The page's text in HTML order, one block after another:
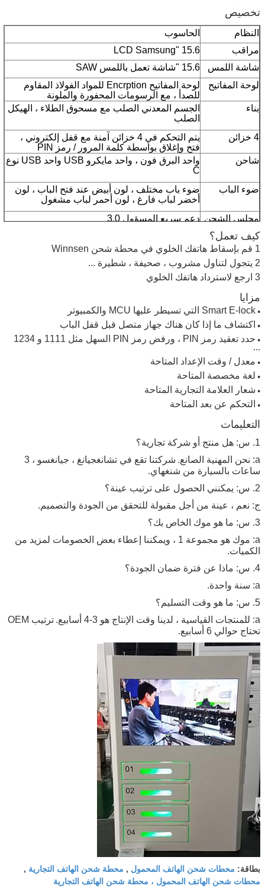
اترك رسالة
تخصيص
النظام
الحاسوب
مراقب
15.6 "LCD Samsung
شاشة اللمس
15.6 "شاشة تعمل باللمس SAW
لوحة المفاتيح
لوحة المفاتيح Encrption للمواد الفولاذ المقاوم
للصدأ ، مع الرسومات المحفورة والملونة
بناء
الجسم المعدني الصلب مع مسحوق الطلاء ، الهيكل
الصلب
4 خزائن
يتم التحكم في 4 خزائن آمنة مع قفل إلكتروني ،
فتح وإغلاق بواسطة كلمة المرور / رمز PIN
شاحن
واحد البرق فون ، واحد مايكرو USB واحد USB نوع
C
ضوء الباب
ضوء باب مختلف ، لون أبيض عند فتح الباب ، لون
أخضر لباب فارغ ، لون أحمر لباب مشغول
مجلس الشحن دعم سريع المسؤول 3.0
المرور الشخصية
كيف تعمل؟
1 قم بإسقاط هاتفك الخلوي في محطة شحن Winnsen
2 يتجول لتناول مشروب ، صحيفة ، شطيرة ...
3 ارجع لاسترداد هاتفك الخلوي
مزايا
● Smart E-lock التي تسيطر عليها MCU والكمبيوتر
● اكتشاف ما إذا كان هناك جهاز متصل قبل قفل الباب
●
حدد تعقيد رمز PIN ، ورفض رمز PIN السهل مثل 1111 و 1234
...
● معدل / وقت الإعداد المتاحة
● لغة مخصصة المتاحة
● شعار العلامة التجارية المتاحة
● التحكم عن بعد المتاحة
التعليمات
1. س: هل منتج أو شركة تجارية؟
a: نحن المهنية الصانع.
شركتنا تقع في تشانغجيانغ ، جيانغسو ، 3
ساعات بالسيارة من شنغهاي.
2. س: يمكنني الحصول على ترتيب عينة؟
ج: نعم ، عينة من أجل مقبولة للتحقق من الجودة والتصميم.
3. س: ما هو موك الخاص بك؟
a: موك هو مجموعة 1 ، ويمكننا إعطاء بعض الخصومات لمزيد من
الكميات.
4. س: ماذا عن فترة ضمان الجودة؟
a: سنة واحدة.
5. س: ما هو وقت التسليم؟
a: للمنتجات القياسية ، لدينا وقت الإنتاج هو 3-4 أسابيع.
ترتيب OEM
تحتاج حوالي 6 أسابيع.
بطاقة: محطات شحن الهاتف المحمول , محطة شحن الهاتف التجارية ,
محطات شحن الهاتف المحمول ، محطة شحن الهاتف التجارية